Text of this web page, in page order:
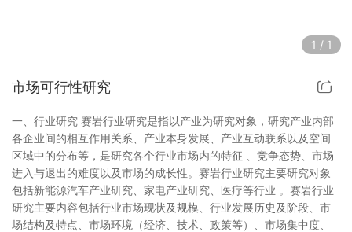
消费者研究
商务政策研究
落地培训
专项定制咨询
1 / 1
市场可行性研究
一、行业研究 赛岩行业研究是指以产业为研究对象，研究产业内部
各企业间的相互作用关系、产业本身发展、产业互动联系以及空间
区域中的分布等，是研究各个行业市场内的特征 、竞争态势、市场
进入与退出的难度以及市场的成长性。赛岩行业研究主要研究对象
包括新能源汽车产业研究、家电产业研究、医疗等行业 。赛岩行业
研究主要内容包括行业市场现状及规模、行业发展历史及阶段、市
场结构及特点、市场环境（经济、技术、政策等）、市场集中度、